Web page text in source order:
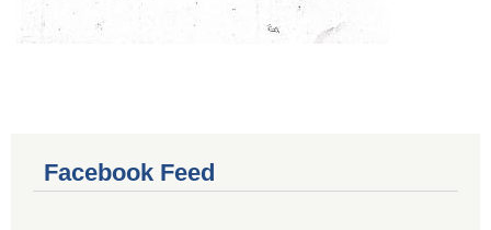
Facebook Feed